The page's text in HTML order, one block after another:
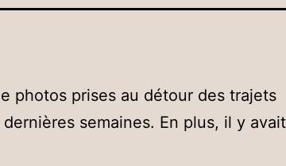
photos prises au détour des trajets
semaines. En plus, il y